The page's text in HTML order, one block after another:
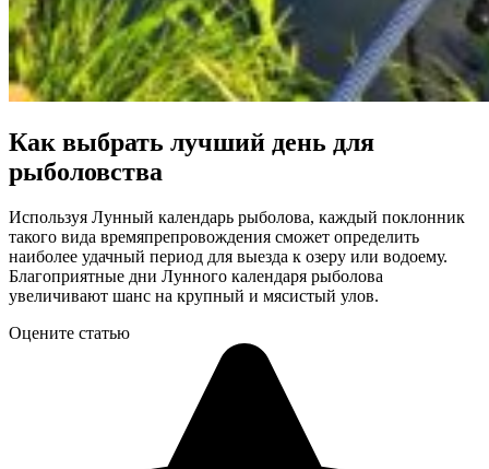
Как выбрать лучший день для
рыболовства
Используя Лунный календарь рыболова, каждый поклонник
такого вида времяпрепровождения сможет определить
наиболее удачный период для выезда к озеру или водоему.
Благоприятные дни Лунного календаря рыболова
увеличивают шанс на крупный и мясистый улов.
Оцените статью